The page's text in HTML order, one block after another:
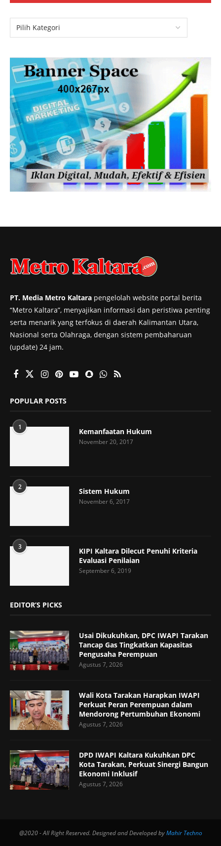
PT. Media Metro Kaltara pengelolah website portal berita
“Metro Kaltara”, menyajikan informasi dan peristiwa penting
serta menarik yang terfokus di daerah Kalimantan Utara,
Nasional serta Olahraga, dengan sistem pembaharuan
(update) 24 jam.
POPULAR POSTS
1 Kemanfaatan Hukum
November 20, 2017
2 Sistem Hukum
November 6, 2017
3
KIPI Kaltara Dilecut Penuhi Kriteria
Evaluasi Penilaian
September 6, 2019
EDITOR’S PICKS
Usai Dikukuhkan, DPC IWAPI Tarakan
Tancap Gas Tingkatkan Kapasitas
Pengusaha Perempuan
Agustus 7, 2026
Wali Kota Tarakan Harapkan IWAPI
Perkuat Peran Perempuan dalam
Mendorong Pertumbuhan Ekonomi
Agustus 7, 2026
DPD IWAPI Kaltara Kukuhkan DPC
Kota Tarakan, Perkuat Sinergi Bangun
Ekonomi Inklusif
Agustus 7, 2026
@2020 - All Right Reserved. Designed and Developed byMahir Techno